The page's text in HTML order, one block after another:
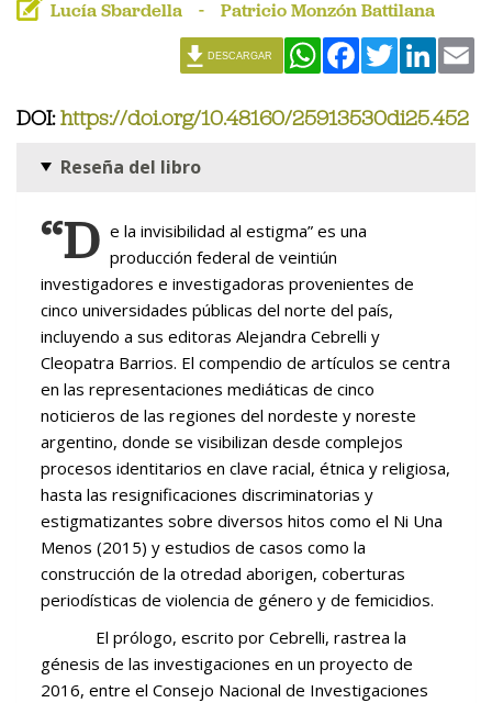
Lucía Sbardella Patricio Monzón Battilana
WhatsAppFacebookTwitter
DESCARGAR
DOI: https://doi.org/10.48160/25913530di25.452
Reseña del libro
“D e la invisibilidad al estigma” es una
producción federal de veintiún
investigadores e investigadoras provenientes de
cinco universidades públicas del norte del país,
incluyendo a sus editoras Alejandra Cebrelli y
Cleopatra Barrios. El compendio de artículos se centra
en las representaciones mediáticas de cinco
noticieros de las regiones del nordeste y noreste
argentino, donde se visibilizan desde complejos
procesos identitarios en clave racial, étnica y religiosa,
hasta las resignificaciones discriminatorias y
estigmatizantes sobre diversos hitos como el Ni Una
Menos (2015) y estudios de casos como la
construcción de la otredad aborigen, coberturas
periodísticas de violencia de género y de femicidios.
El prólogo, escrito por Cebrelli, rastrea la
génesis de las investigaciones en un proyecto de
2016, entre el Consejo Nacional de Investigaciones